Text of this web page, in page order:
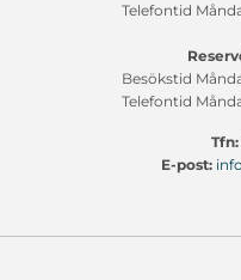
Telefontid
Besökstid
Telefontid
Tfn:
E-post: